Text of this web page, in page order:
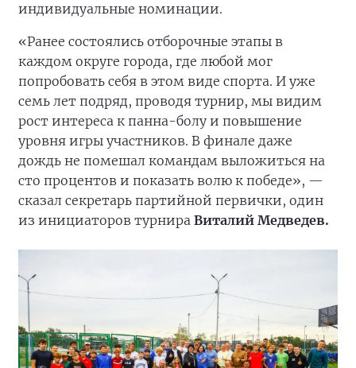
индивидуальные номинации.
«Ранее состоялись отборочные этапы в
каждом округе города, где любой мог
попробовать себя в этом виде спорта. И уже
семь лет подряд, проводя турнир, мы видим
рост интереса к панна-болу и повышение
уровня игры участников. В финале даже
дождь не помешал командам выложиться на
сто процентов и показать волю к победе», —
сказал секретарь партийной первички, один
из инициаторов турнира Виталий Медведев.